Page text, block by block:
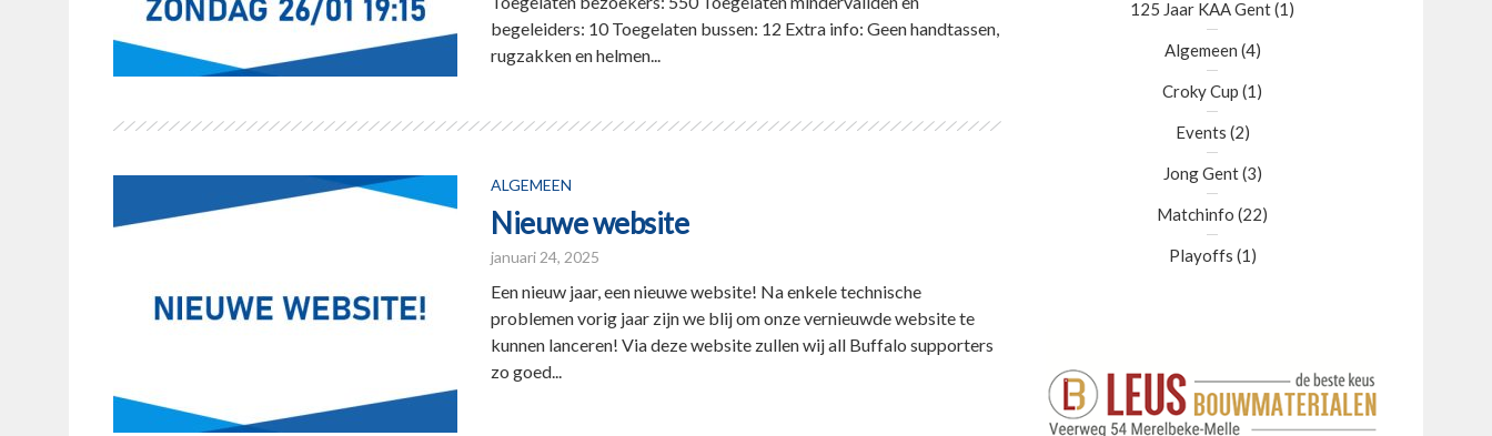
begeleiders: 10 Toegelaten bussen: 12 Extra info: Geen handtassen,
rugzakken en helmen...
ALGEMEEN
Nieuwe website
januari 24, 2025
Een nieuw jaar, een nieuwe website! Na enkele technische
problemen vorig jaar zijn we blij om onze vernieuwde website te
kunnen lanceren! Via deze website zullen wij all Buffalo supporters
zo goed...
125 Jaar KAA Gent(1)
Algemeen (4)
Croky Cup (1)
Events (2)
Jong Gent(3)
Matchinfo (22)
Playoffs (1)